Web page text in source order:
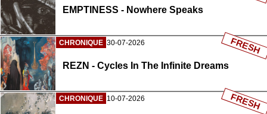
EMPTINESS - Nowhere Speaks
CHRONIQUE 30-07-2026
REZN - Cycles In The Infinite Dreams
FRESH
CHRONIQUE 10-07-2026 FRESH